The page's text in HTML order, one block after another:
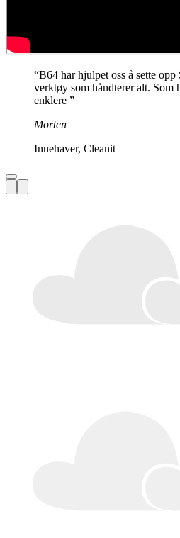
“B64 har hjulpet oss å sette
verktøy som håndterer alt. Som
enklere ”
Morten
Innehaver, Cleanit